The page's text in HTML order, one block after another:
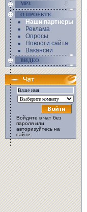
MP3
О ПРОЕКТЕ
Наши партнеры
Реклама
Опросы
Новости сайта
Вакансии
ВИДЕО
Войдите в чат без
пароля или
авторизуйтесь на
сайте.